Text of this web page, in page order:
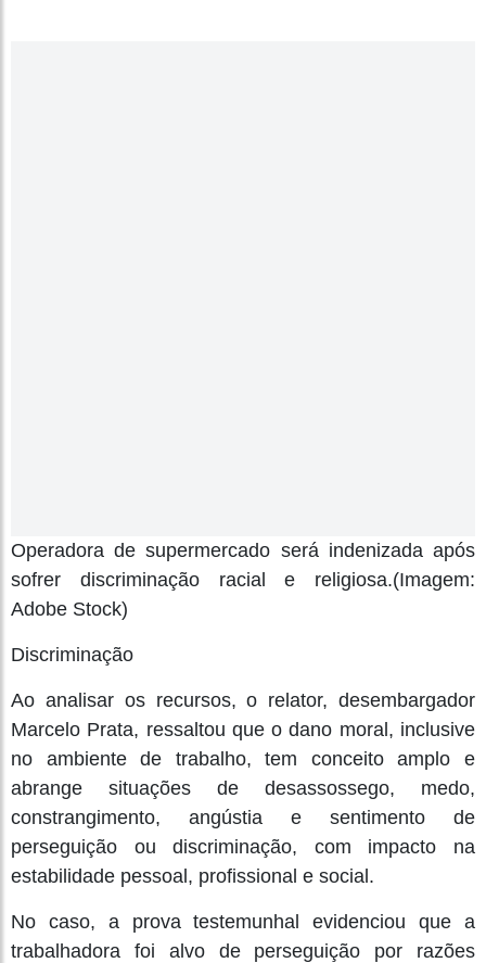
Operadora de supermercado será indenizada após
sofrer discriminação racial e religiosa.(Imagem:
Adobe Stock)
Discriminação
Ao analisar os recursos, o relator, desembargador
Marcelo Prata, ressaltou que o dano moral, inclusive
no ambiente de trabalho, tem conceito amplo e
abrange situações de desassossego, medo,
constrangimento, angústia e sentimento de
perseguição ou discriminação, com impacto na
estabilidade pessoal, profissional e social.
No caso, a prova testemunhal evidenciou que a
trabalhadora foi alvo de perseguição por razões